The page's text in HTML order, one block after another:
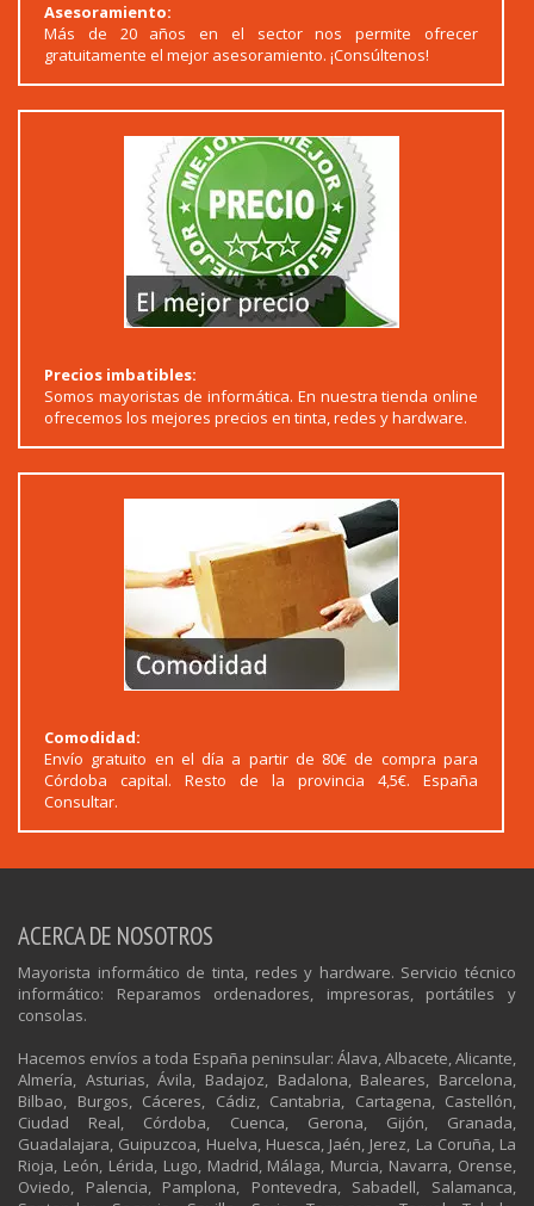
Asesoramiento:
Más de 20 años en el sector nos permite ofrecer
gratuitamente el mejor asesoramiento. ¡Consúltenos!
Precios imbatibles:
Somos mayoristas de informática. En nuestra tienda online
ofrecemos los mejores precios en tinta, redes y hardware.
Comodidad:
Envío gratuito en el día a partir de 80€ de compra para
Córdoba capital. Resto de la provincia 4,5€. España
Consultar.
ACERCA DE NOSOTROS
Mayorista informático de tinta, redes y hardware. Servicio técnico
informático: Reparamos ordenadores, impresoras, portátiles y
consolas.
Hacemos envíos a toda España peninsular: Álava, Albacete, Alicante,
Almería, Asturias, Ávila, Badajoz, Badalona, Baleares, Barcelona,
Bilbao, Burgos, Cáceres, Cádiz, Cantabria, Cartagena, Castellón,
Ciudad Real, Córdoba, Cuenca, Gerona, Gijón, Granada,
Guadalajara, Guipuzcoa, Huelva, Huesca, Jaén, Jerez, La Coruña, La
Rioja, León, Lérida, Lugo, Madrid, Málaga, Murcia, Navarra, Orense,
Oviedo, Palencia, Pamplona, Pontevedra, Sabadell, Salamanca,